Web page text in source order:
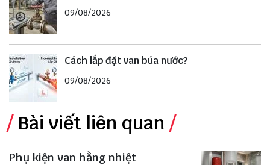
09/08/2026
Cách lắp đặt van búa nước?
09/08/2026
Bài viết liên quan
Phụ kiện van hằng nhiệt